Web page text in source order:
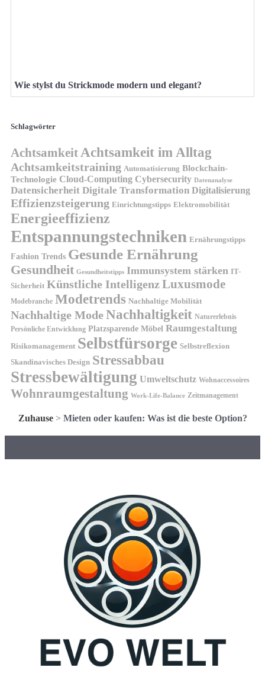
Wie stylst du Strickmode modern und elegant?
Schlagwörter
AchtsamkeitAchtsamkeit im Alltag
Achtsamkeitstraining Automatisierung Blockchain-
Technologie Cloud-Computing Cybersecurity Datenanalyse
Datensicherheit Digitale Transformation Digitalisierung
Effizienzsteigerung Einrichtungstipps Elektromobilität
Energieeffizienz
Entspannungstechniken Ernährungstipps
Fashion Trends Gesunde Ernährung
Gesundheit Gesundheitstipps Immunsystem stärken IT-
Sicherheit Künstliche IntelligenzLuxusmode
Modebranche Modetrends Nachhaltige Mobilität
Nachhaltige ModeNachhaltigkeit Naturerlebnis
Persönliche Entwicklung Platzsparende Möbel Raumgestaltung
Risikomanagement Selbstfürsorge Selbstreflexion
Skandinavisches Design Stressabbau
Stressbewältigung Umweltschutz Wohnaccessoires
Wohnraumgestaltung Work-Life-Balance Zeitmanagement
Zuhause> Mieten oder kaufen: Was ist die beste Option?